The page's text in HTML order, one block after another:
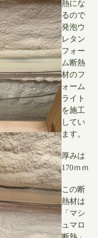
熱にな
るので
発泡ウ
レタン
フォー
ム断熱
材のフ
ォーム
ライト
を施工
してい
ます。
厚みは
170ｍｍ
この断
熱材は
「マシ
ュマロ